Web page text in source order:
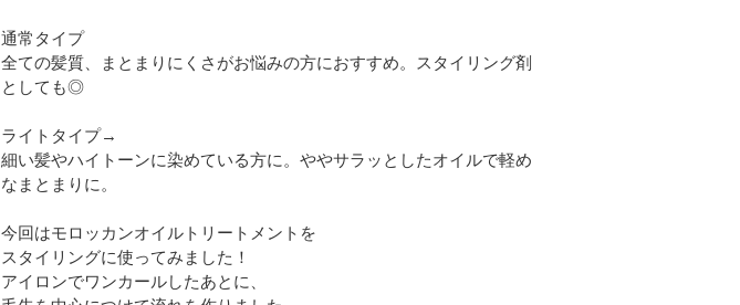
通常タイプ
全ての髪質、まとまりにくさがお悩みの方におすすめ。スタイリング剤
としても◎
ライトタイプ→
細い髪やハイトーンに染めている方に。ややサラッとしたオイルで軽め
なまとまりに。
今回はモロッカンオイルトリートメントを
スタイリングに使ってみました！
アイロンでワンカールしたあとに、